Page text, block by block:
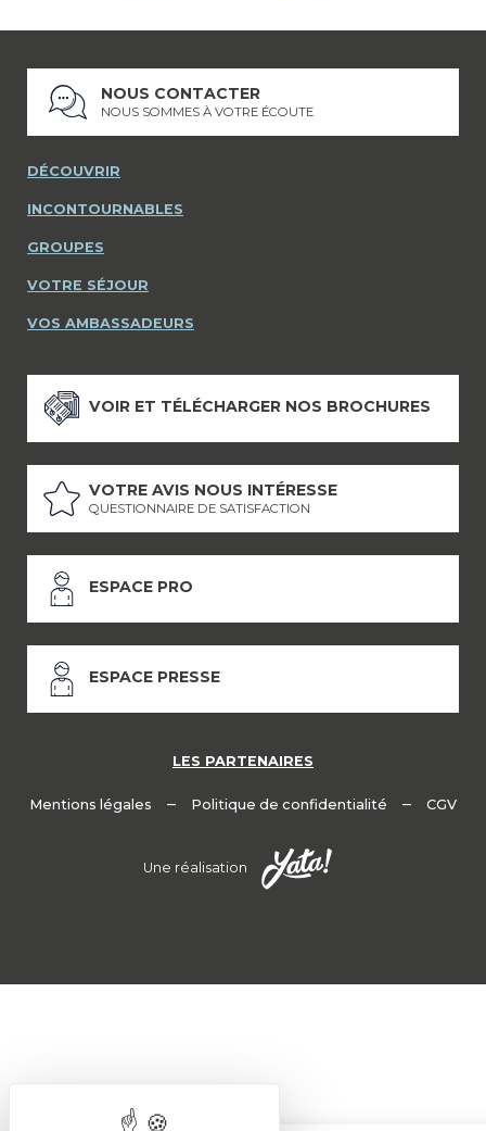
NOUS CONTACTER
NOUS SOMMES À VOTRE ÉCOUTE
DÉCOUVRIR
INCONTOURNABLES
GROUPES
VOTRE SÉJOUR
VOS AMBASSADEURS
VOIR ET TÉLÉCHARGER NOS BROCHURES
VOTRE AVIS NOUS INTÉRESSE
QUESTIONNAIRE DE SATISFACTION
ESPACE PRO
ESPACE PRESSE
LES PARTENAIRES
Mentions légales – Politique de confidentialité – CGV
Une réalisation